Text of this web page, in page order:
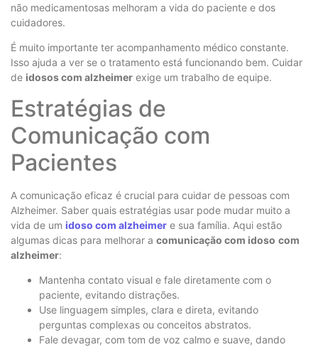
não medicamentosas melhoram a vida do paciente e dos
cuidadores.
É muito importante ter acompanhamento médico constante.
Isso ajuda a ver se o tratamento está funcionando bem. Cuidar
de idosos com alzheimer exige um trabalho de equipe.
Estratégias de
Comunicação com
Pacientes
A comunicação eficaz é crucial para cuidar de pessoas com
Alzheimer. Saber quais estratégias usar pode mudar muito a
vida de um idoso com alzheimer e sua família. Aqui estão
algumas dicas para melhorar a comunicação com idoso com
alzheimer:
Mantenha contato visual e fale diretamente com o
paciente, evitando distrações.
Use linguagem simples, clara e direta, evitando
perguntas complexas ou conceitos abstratos.
Fale devagar, com tom de voz calmo e suave, dando